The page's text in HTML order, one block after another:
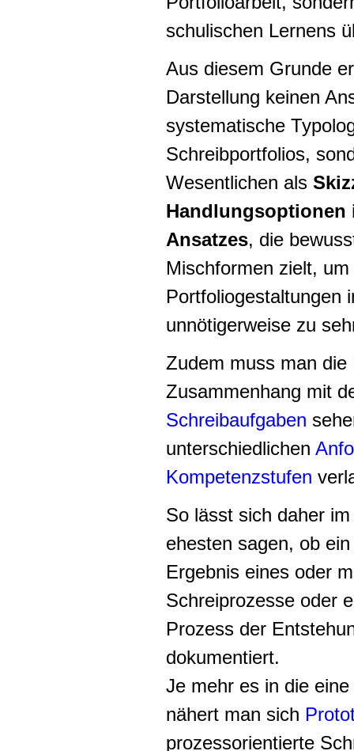
schulischen Lernens
Aus diesem Grunde
Darstellung keinen
systematische
Schreibportfolios,
Wesentlichen als
Handlungsoptionen
Ansatzes, die
Mischformen zielt,
Portfoliogestaltungen
unnötigerweise zu
Zudem muss man
Zusammenhang mit
Schreibaufgaben
unterschiedlichen
Kompetenzstufen
So lässt sich daher
ehesten sagen, ob
Ergebnis eines oder
Schreiprozesse oder
Prozess der
dokumentiert.
Je mehr es in die
nähert man sich
prozessorientierte